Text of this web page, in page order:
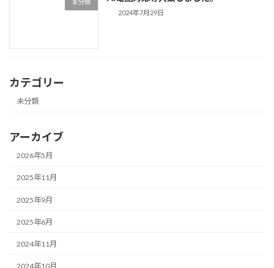
未分類
2024年7月29日
カテゴリー
未分類
アーカイブ
2026年5月
2025年11月
2025年9月
2025年6月
2024年11月
2024年10月